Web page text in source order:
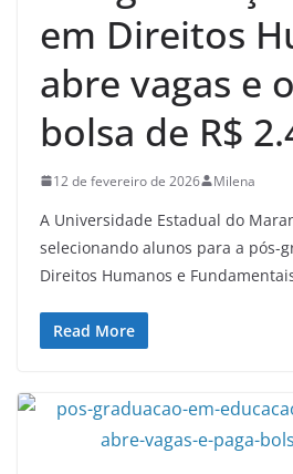
em Direitos
abre vagas e
bolsa de R$
12 de fevereiro de 2026 Milena
A Universidade Estadual do
selecionando alunos para a pós-
Direitos Humanos e
Read More